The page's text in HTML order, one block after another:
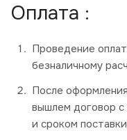
Оплата :
Проведение
безналичному
После
вышлем договор с
и сроком